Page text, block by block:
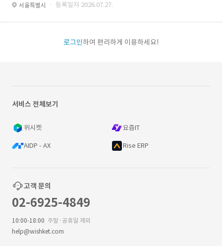
서울특별시 · 등록일자 2026.07.27.
로그인하여 편리하게 이용하세요!
서비스 전체보기
위시켓 요즘IT
AIDP - AX Rise ERP
고객 문의
02-6925-4849
10:00-18:00 주말·공휴일 제외
help@wishket.com